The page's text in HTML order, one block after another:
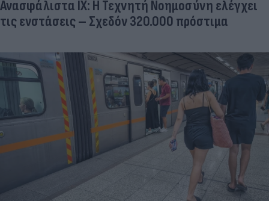
Ανασφάλιστα ΙΧ: Η Τεχνητή Νοημοσύνη ελέγχει
τις ενστάσεις – Σχεδόν 320.000 πρόστιμα